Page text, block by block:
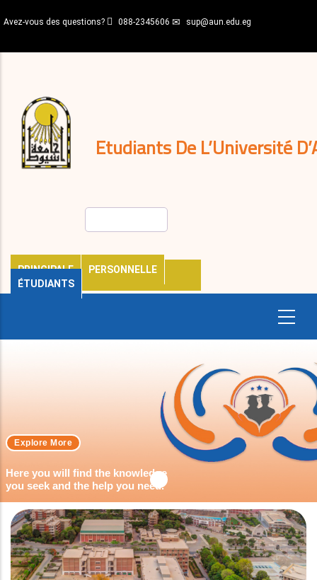
au
principal
Avez-vous des questions? 088-2345606 sup@aun.edu.eg
Etudiants De L’Université
PRINCIPALE
PERSONNELLE
ÉTUDIANTS
décisions
Expatriés
Journal
Here you will find the knowledge
you seek and the help you need.
Explore More